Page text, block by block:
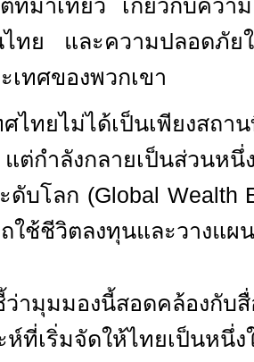
ที่มาเที่ยว เกี่ยวกับควา
ทย และความปลอดภัย
เทศของพวกเขา
ศไทยไม่ได้เป็นเพียงสถ
ต่กำลังกลายเป็นส่วนหนึ่
ดับโลก (Global Wealth
ใช้ชีวิตลงทุนและวางแผ
ามุมมองนี้สอดคล้องกับ
ห์ที่เริ่มจัดให้ไทยเป็นห